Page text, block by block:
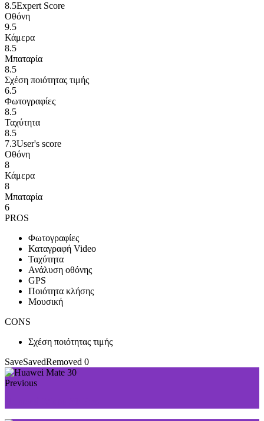
8.5Expert Score
Οθόνη
9.5
Κάμερα
8.5
Μπαταρία
8.5
Σχέση ποιότητας τιμής
6.5
Φωτογραφίες
8.5
Ταχύτητα
8.5
7.3User's score
Οθόνη
8
Κάμερα
8
Μπαταρία
6
PROS
Φωτογραφίες
Καταγραφή Video
Ταχύτητα
Ανάλυση οθόνης
GPS
Ποιότητα κλήσης
Μουσική
CONS
Σχέση ποιότητας τιμής
SaveSavedRemoved 0
Previous